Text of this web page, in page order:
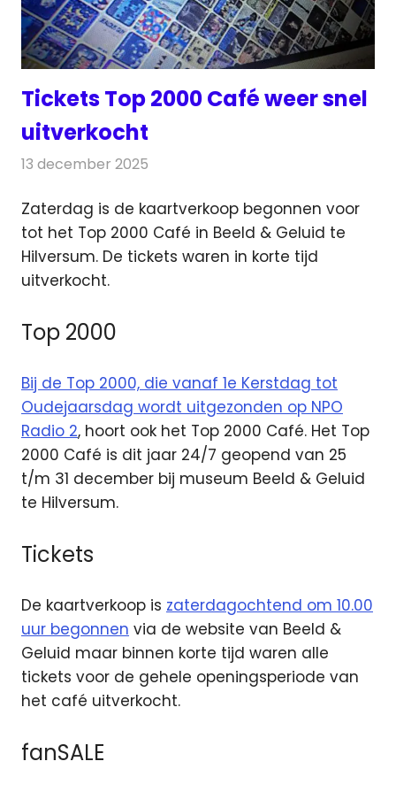
Tickets Top 2000 Café weer snel
uitverkocht
13 december 2025
Zaterdag is de kaartverkoop begonnen voor
tot het Top 2000 Café in Beeld & Geluid te
Hilversum. De tickets waren in korte tijd
uitverkocht.
Top 2000
Bij de Top 2000, die vanaf 1e Kerstdag tot
Oudejaarsdag wordt uitgezonden op NPO
Radio 2, hoort ook het Top 2000 Café. Het Top
2000 Café is dit jaar 24/7 geopend van 25
t/m 31 december bij museum Beeld & Geluid
te Hilversum.
Tickets
De kaartverkoop is zaterdagochtend om 10.00
uur begonnen via de website van Beeld &
Geluid maar binnen korte tijd waren alle
tickets voor de gehele openingsperiode van
het café uitverkocht.
fanSALE